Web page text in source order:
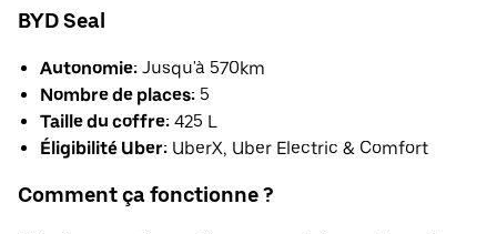
BYD Seal
Autonomie: Jusqu'à 570km
Nombre de places: 5
Taille du coffre: 425 L
Éligibilité Uber: UberX, Uber Electric & Comfort
Comment ça fonctionne ?